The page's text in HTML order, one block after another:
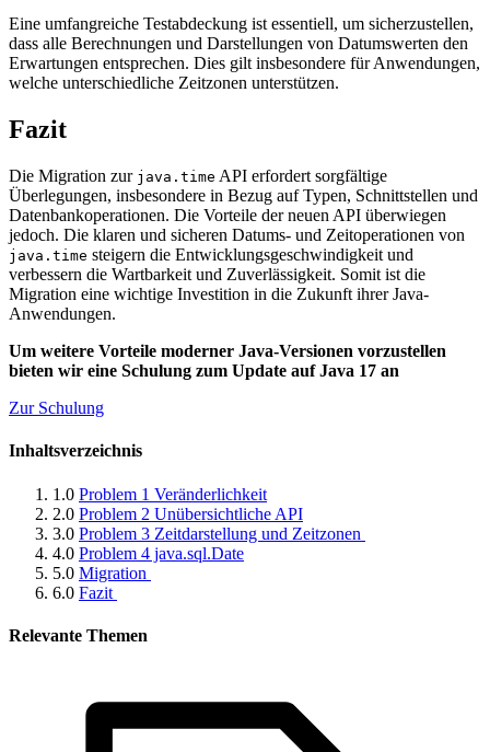
Eine umfangreiche Testabdeckung ist essentiell, um sicherzustellen,
dass alle Berechnungen und Darstellungen von Datumswerten den
Erwartungen entsprechen. Dies gilt insbesondere für Anwendungen,
welche unterschiedliche Zeitzonen unterstützen.
Fazit
Die Migration zur java.time API erfordert sorgfältige
Überlegungen, insbesondere in Bezug auf Typen, Schnittstellen und
Datenbankoperationen. Die Vorteile der neuen API überwiegen
jedoch. Die klaren und sicheren Datums- und Zeitoperationen von
java.time steigern die Entwicklungsgeschwindigkeit und
verbessern die Wartbarkeit und Zuverlässigkeit. Somit ist die
Migration eine wichtige Investition in die Zukunft ihrer Java-
Anwendungen.
Um weitere Vorteile moderner Java-Versionen vorzustellen
bieten wir eine Schulung zum Update auf Java 17 an
Zur Schulung
Inhaltsverzeichnis
1.0 Problem 1 Veränderlichkeit
2.0 Problem 2 Unübersichtliche API
3.0 Problem 3 Zeitdarstellung und Zeitzonen
4.0 Problem 4 java.sql.Date
5.0 Migration
6.0 Fazit
Relevante Themen